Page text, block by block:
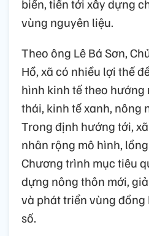
biến, tiến tới xây dựng
vùng nguyên liệu.
Theo ông Lê Bá Sơn,
Hồ, xã có nhiều lợi thế
hình kinh tế theo hướng
thái, kinh tế xanh, nông
Trong định hướng tới,
nhân rộng mô hình,
Chương trình mục tiêu
dựng nông thôn mới,
và phát triển vùng
số.